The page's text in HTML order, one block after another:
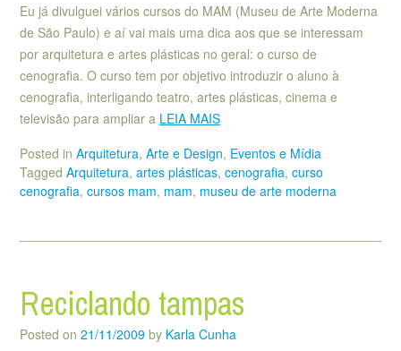
Eu já divulguei vários cursos do MAM (Museu de Arte Moderna
de São Paulo) e aí vai mais uma dica aos que se interessam
por arquitetura e artes plásticas no geral: o curso de
cenografia. O curso tem por objetivo introduzir o aluno à
cenografia, interligando teatro, artes plásticas, cinema e
televisão para ampliar a LEIA MAIS
Posted in Arquitetura, Arte e Design, Eventos e Mídia
Tagged Arquitetura, artes plásticas, cenografia, curso
cenografia, cursos mam, mam, museu de arte moderna
Reciclando tampas
Posted on 21/11/2009 by Karla Cunha